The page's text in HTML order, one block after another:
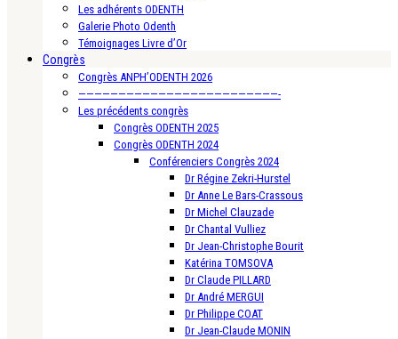
Les adhérents ODENTH
Galerie Photo Odenth
Témoignages Livre d’Or
Congrès
Congrès ANPH’ODENTH 2026
—————————————————————————-
Les précédents congrès
Congrès ODENTH 2025
Congrès ODENTH 2024
Conférenciers Congrès 2024
Dr Régine Zekri-Hurstel
Dr Anne Le Bars-Crassous
Dr Michel Clauzade
Dr Chantal Vulliez
Dr Jean-Christophe Bourit
Katérina TOMSOVA
Dr Claude PILLARD
Dr André MERGUI
Dr Philippe COAT
Dr Jean-Claude MONIN